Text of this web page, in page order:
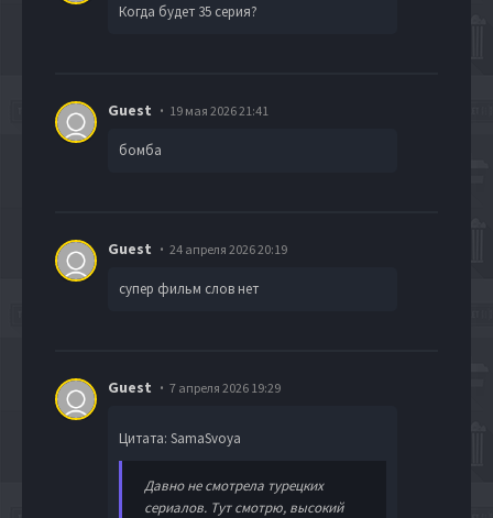
Когда будет 35 серия?
Guest 19 мая 2026 21:41
бомба
Guest 24 апреля 2026 20:19
супер фильм слов нет
Guest 7 апреля 2026 19:29
Цитата: SamaSvoya
Давно не смотрела турецких
сериалов. Тут смотрю, высокий